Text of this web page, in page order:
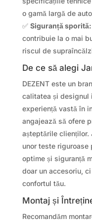
o gamă largă de
✅ Siguranță sporită:
contribuie la o mai
riscul de
De ce să alegi
DEZENT este un
calitatea și designul
experiență vastă în
angajează să ofere
așteptările clienților.
unor teste riguroase
optime și siguranță
doar un accesoriu,
confortul tău.
Montaj și
Recomandăm